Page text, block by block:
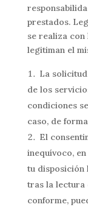
prestados.
se realiza con
legitiman el
La
de los
condiciones
caso, de
El
inequívoco,
tu disposición
tras la lectura
conforme,